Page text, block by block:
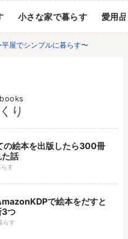
小さな家で暮らす 愛用品
屋でシンプルに暮らす〜
り
絵本を出版したら300冊
た話
す
で絵本をだすと
3つ
らす